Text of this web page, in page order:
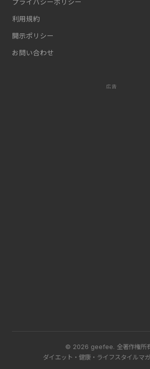
プライバシーポリシー
利用規約
開示ポリシー
お問い合わせ
広告
© 2026 geefee. 全著作権所
ダイエット・健康・ライフスタイルマ